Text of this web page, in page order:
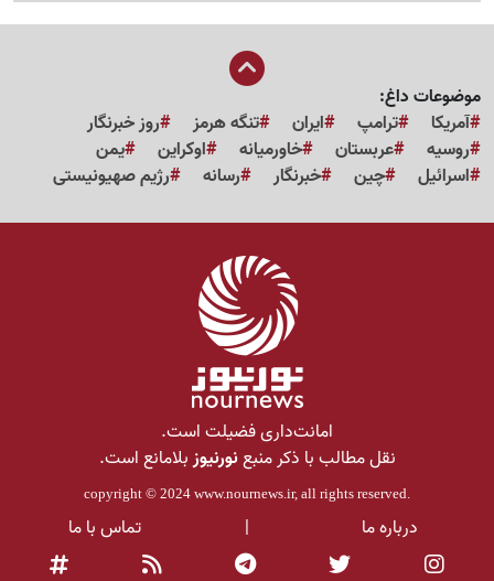
موضوعات داغ:
آمریکا
ترامپ ایران تنگه هرمز
روز خبرنگار
روسیه
عربستان خاورمیانه اوکراین
یمن
اسرائیل
چین خبرنگار رسانه رژیم صهیونیستی
امانت‌داری فضیلت است.
نقل مطالب با ذکر منبعنورنیوزبلامانع است.
copyright © 2024 www.nournews.ir, all rights reserved.
درباره ما | تماس با ما